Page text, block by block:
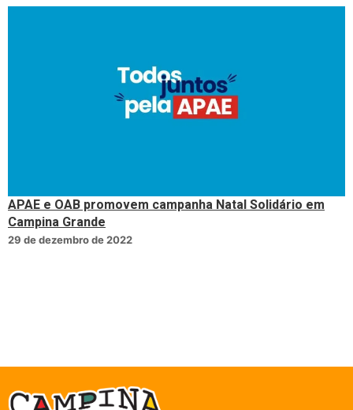
APAE e OAB promovem campanha Natal Solidário em
Campina Grande
29 de dezembro de 2022